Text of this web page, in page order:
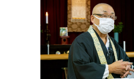
特集「一隅を照らす」
探訪「1200年の魅力交流」
日本文化を探る
プレスアーカイブ